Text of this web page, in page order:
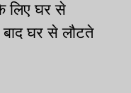
लिए घर से
घर से लौटते